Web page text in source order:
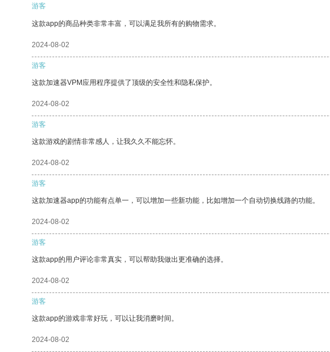
游客
这款app的商品种类非常丰富，可以满足我所有的购物需求。
2024-08-02
游客
这款加速器VPM应用程序提供了顶级的安全性和隐私保护。
2024-08-02
游客
这款游戏的剧情非常感人，让我久久不能忘怀。
2024-08-02
游客
这款加速器app的功能有点单一，可以增加一些新功能，比如增加一个自动切换线路的功能。
2024-08-02
游客
这款app的用户评论非常真实，可以帮助我做出更准确的选择。
2024-08-02
游客
这款app的游戏非常好玩，可以让我消磨时间。
2024-08-02